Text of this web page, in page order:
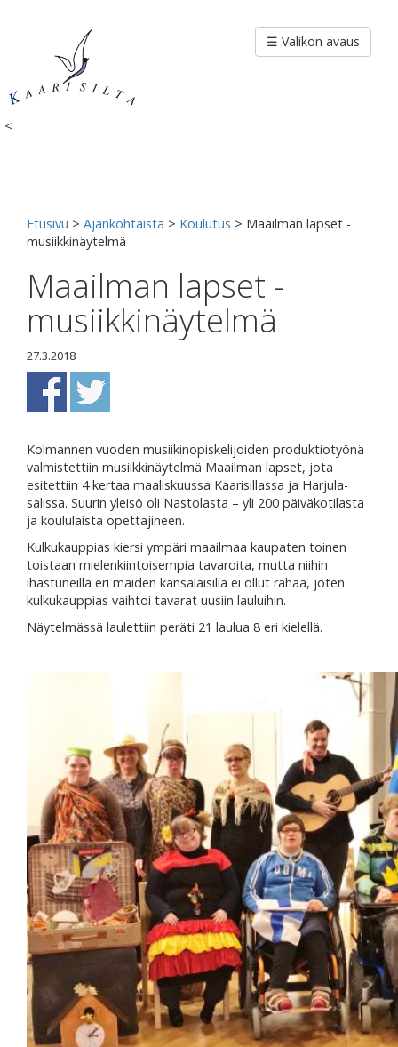
<
☰ Valikon avaus
Etusivu > Ajankohtaista > Koulutus > Maailman lapset -
musiikkinäytelmä
Maailman lapset -
musiikkinäytelmä
27.3.2018
Kolmannen vuoden musiikinopiskelijoiden produktiotyönä
valmistettiin musiikkinäytelmä Maailman lapset, jota
esitettiin 4 kertaa maaliskuussa Kaarisillassa ja Harjula-
salissa. Suurin yleisö oli Nastolasta – yli 200 päiväkotilasta
ja koululaista opettajineen.
Kulkukauppias kiersi ympäri maailmaa kaupaten toinen
toistaan mielenkiintoisempia tavaroita, mutta niihin
ihastuneilla eri maiden kansalaisilla ei ollut rahaa, joten
kulkukauppias vaihtoi tavarat uusiin lauluihin.
Näytelmässä laulettiin peräti 21 laulua 8 eri kielellä.